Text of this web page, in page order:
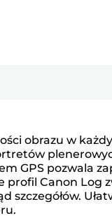
obrazu w
GPS pozwala
Canon Log
szczegółów.